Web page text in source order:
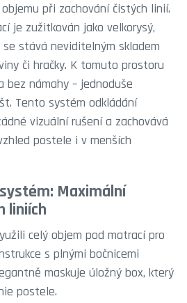
při zachování čistých linií.
je zužitkován jako velkorysý,
stává neviditelným skladem
či hračky. K tomuto prostoru
námahy – jednoduše
Tento systém odkládání
vizuální rušení a zachovává
postele i v menších
Maximální
liniích
celý objem pod matrací pro
s plnými bočnicemi
maskuje úložný box, který
postele.